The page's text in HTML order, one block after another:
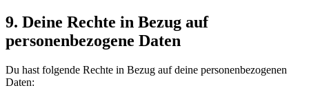
9. Deine Rechte in Bezug auf
personenbezogene Daten
Du hast folgende Rechte in Bezug auf deine personenbezogenen
Daten: